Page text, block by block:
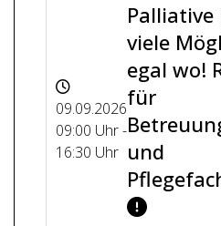
09.09.2026
09:00 Uhr -
16:30 Uhr
Palliative
viele
egal wo!
für
und